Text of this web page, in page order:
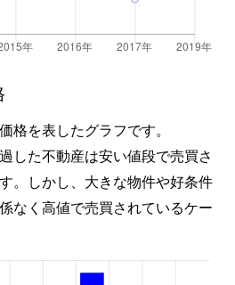
格を表したグラフです。
した不動産は安い値段で売買さ
。しかし、大きな物件や好条件
なく高値で売買されているケー